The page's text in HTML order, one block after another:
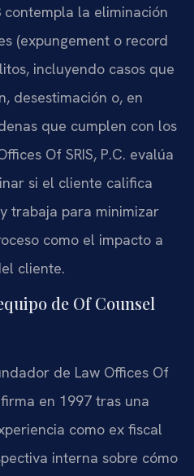
la eliminación
(expungement o record
incluyendo casos que
desestimación o, en
que cumplen con los
Of SRIS, P.C. evalúa
si el cliente califica
trabaja para minimizar
como el impacto a
cliente.
de Of Counsel
de Law Offices Of
en 1997 tras una
como ex fiscal
interna sobre cómo